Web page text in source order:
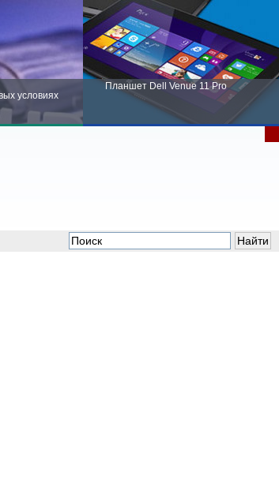
условиях
Планшет Dell Venue 11 Pro